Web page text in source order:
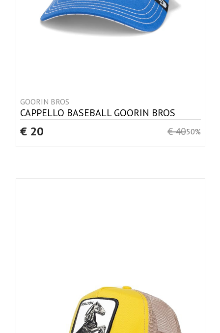
GOORIN BROS
CAPPELLO BASEBALL GOORIN BROS
€ 20 € 4050%